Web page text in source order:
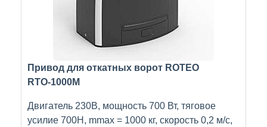
Привод для откатных ворот ROTEO
RTО-1000M
Двигатель 230В, мощность 700 Вт, тяговое
усилие 700Н, mmax = 1000 кг, скорость 0,2 м/с,